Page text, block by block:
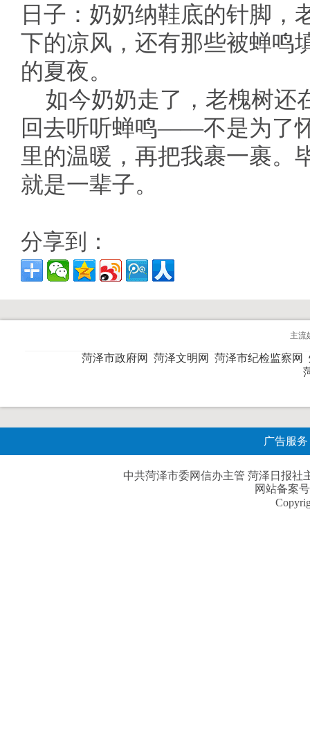
日子：奶奶纳鞋底的针脚，
下的凉风，还有那些被蝉鸣
的夏夜。
如今奶奶走了，老槐树还
回去听听蝉鸣——不是为了
里的温暖，再把我裹一裹。
就是一辈子。
分享到：
主流
菏泽市政府网 菏泽文明网 菏泽市纪检监察网
广告服务
中共菏泽市委网信办主管 菏泽日报社
网站备案